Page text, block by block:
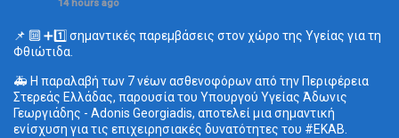
14 hours ago
📌 🔟 ➕1️⃣ σημαντικές παρεμβάσεις στον χώρο της Υγείας για τη
Φθιώτιδα.
🚑 Η παραλαβή των 7 νέων ασθενοφόρων από την Περιφέρεια
Στερεάς Ελλάδας, παρουσία του Υπουργού Υγείας Άδωνις
Γεωργιάδης - Adonis Georgiadis, αποτελεί μια σημαντική
ενίσχυση για τις επιχειρησιακές δυνατότητες του #ΕΚΑΒ.